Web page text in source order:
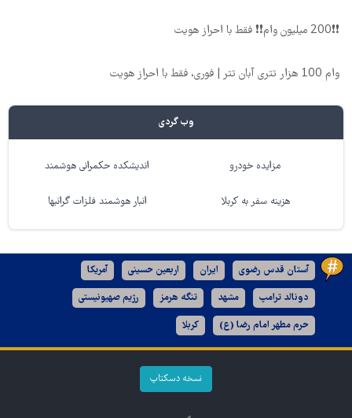
❗❗200 میلیون وام❗❗ فقط با احراز هویت
وام 100 هزار تتری آبان تتر | فوری، فقط با احراز هویت
وب گردی
مزایده خودرو اندیشکده حکمرانی هوشمند
هزینه سفر به کربلا انبار هوشمند فلزات گرانبها
آستان قدس رضوی ایران اربعین حسینی آمریکا
دونالد ترامپ مشهد تنگه هرمز رژیم صهیونیستی
حرم مطهر امام رضا (ع) کربلا
نسخه دسکتاپ